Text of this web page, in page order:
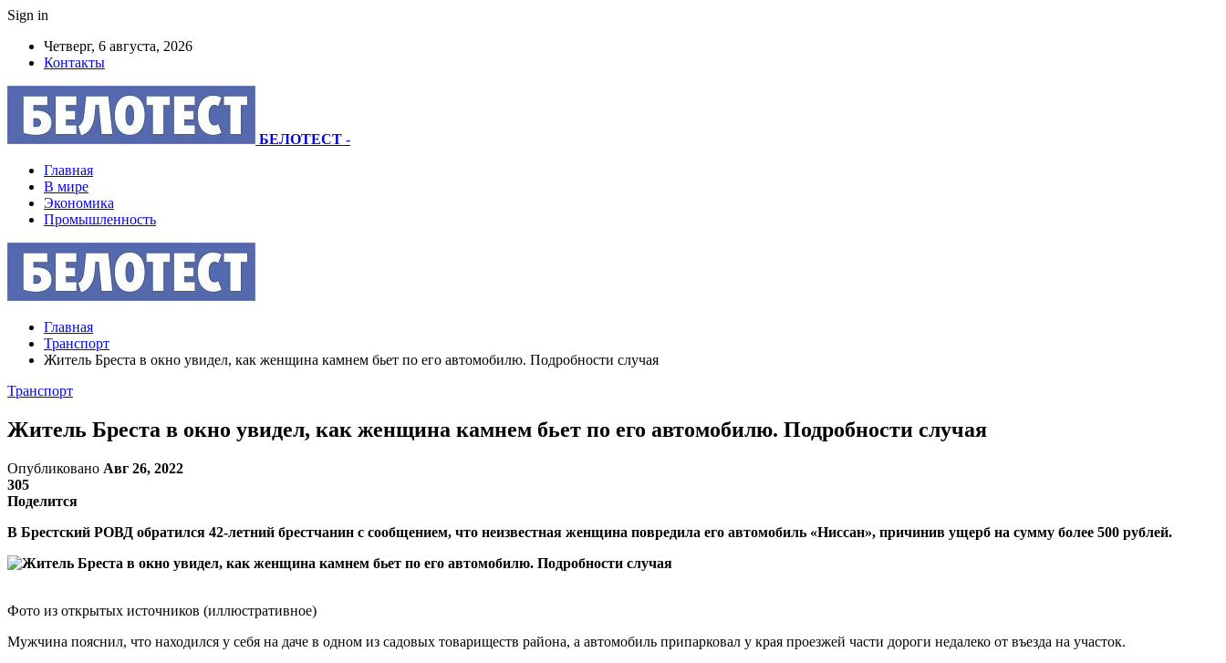
Sign in
Четверг, 6 августа, 2026
Контакты
БЕЛОТЕСТ -
Главная
В мире
Экономика
Промышленность
Главная
Транспорт
Житель Бреста в окно увидел, как женщина камнем бьет по его автомобилю. Подробности случая
Транспорт
Житель Бреста в окно увидел, как женщина камнем бьет по его автомобилю. Подробности случая
Опубликовано Авг 26, 2022
305
Поделится
В Брестский РОВД обратился 42-летний брестчанин с сообщением, что неизвестная женщина повредила его автомобиль «Ниссан», причинив ущерб на сумму более 500 рублей.
Фото из открытых источников (иллюстративное)
Мужчина пояснил, что находился у себя на даче в одном из садовых товариществ района, а автомобиль припарковал у края проезжей части дороги недалеко от въезда на участок.